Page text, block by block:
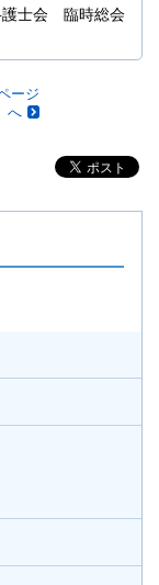
護士会 臨時総会
ージ
へ